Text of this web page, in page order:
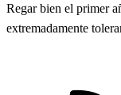
Regar bien el primer
extremadamente